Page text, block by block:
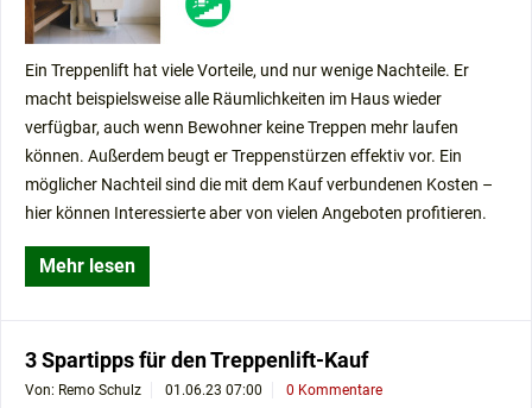
Ein Treppenlift hat viele Vorteile, und nur wenige Nachteile. Er
macht beispielsweise alle Räumlichkeiten im Haus wieder
verfügbar, auch wenn Bewohner keine Treppen mehr laufen
können. Außerdem beugt er Treppenstürzen effektiv vor. Ein
möglicher Nachteil sind die mit dem Kauf verbundenen Kosten –
hier können Interessierte aber von vielen Angeboten profitieren.
Mehr lesen
3 Spartipps für den Treppenlift-Kauf
Von: Remo Schulz 01.06.23 07:00 0 Kommentare